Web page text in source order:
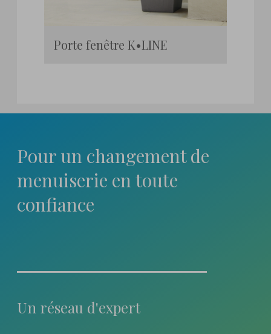
Porte fenêtre K•LINE
Pour un changementde
menuiserie en toute
confiance
Un réseau d'expert